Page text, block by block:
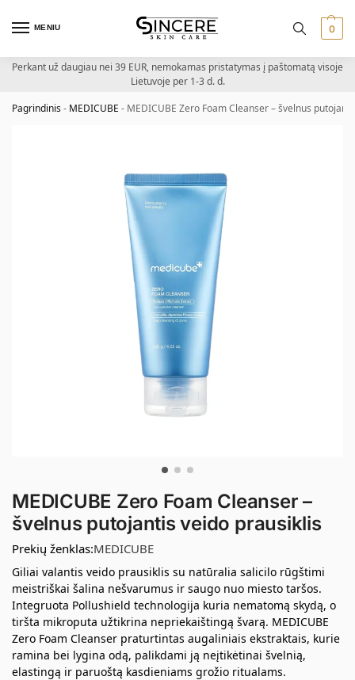
MENIU 0
Perkant už daugiau nei 39 EUR, nemokamas pristatymas į paštomatą visoje
Lietuvoje per 1-3 d. d.
Pagrindinis- MEDICUBE - MEDICUBE Zero Foam Cleanser – švelnus
MEDICUBE Zero Foam Cleanser –
švelnus putojantis veido prausiklis
Prekių ženklas:MEDICUBE
Giliai valantis veido prausiklis su natūralia salicilo rūgštimi
meistriškai šalina nešvarumus ir saugo nuo miesto taršos.
Integruota Pollushield technologija kuria nematomą skydą, o
tiršta mikroputa užtikrina nepriekaištingą švarą. MEDICUBE
Zero Foam Cleanser praturtintas augaliniais ekstraktais, kurie
ramina bei lygina odą, palikdami ją neįtikėtinai švelnią,
elastingą ir paruoštą kasdieniams grožio ritualams.